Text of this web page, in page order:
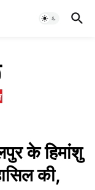
के हिमांशु
की,